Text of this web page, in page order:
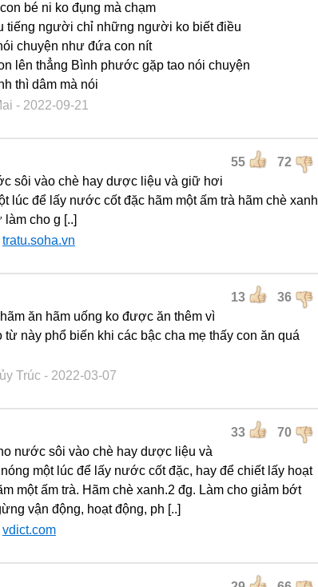
bé ni ko đụng mà chạm
tiếng người chỉ những người ko biết điều
chuyện như đứa con nít
lên thẳng Bình phước gặp tao nói chuyện
thì dâm mà nói
- 2022-09-21
55 72
sôi vào chè hay dược liệu và giữ hơi
lúc để lấy nước cốt đặc hãm một ấm trà hãm chè xanh
cho g [..]
tratu.soha.vn
13 36
ăn hãm uống ko được ăn thêm vì
từ này phổ biến khi các bậc cha mẹ thấy con ăn quá
Trúc - 2022-03-07
33 70
nước sôi vào chè hay dược liệu và
một lúc để lấy nước cốt đặc, hay để chiết lấy hoạt
một ấm trà. Hãm chè xanh.2 đg. Làm cho giảm bớt
vận động, hoạt động, ph [..]
vdict.com